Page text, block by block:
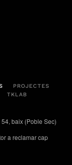
PROJECTES
TKLAB
baix (Poble Sec)
a reclamar cap